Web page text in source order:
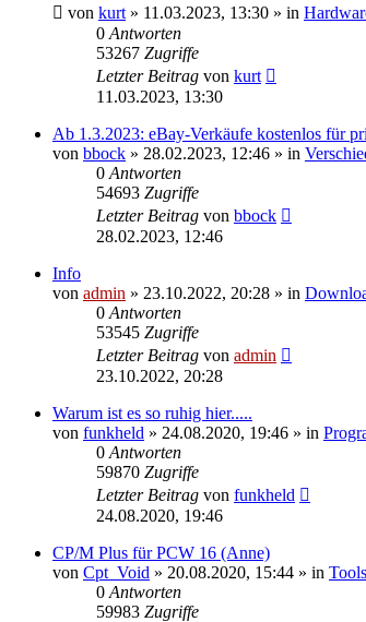
von kurt » 11.03.2023, 13:30 » in
0 Antworten
53267 Zugriffe
Letzter Beitrag von kurt
11.03.2023, 13:30
Ab 1.3.2023: eBay-Verkäufe kostenlos für
von bbock » 28.02.2023, 12:46 » in
0 Antworten
54693 Zugriffe
Letzter Beitrag von bbock
28.02.2023, 12:46
Info
von admin » 23.10.2022, 20:28 » in
0 Antworten
53545 Zugriffe
Letzter Beitrag von admin
23.10.2022, 20:28
Warum ist es so ruhig hier.....
von funkheld » 24.08.2020, 19:46 » in
0 Antworten
59870 Zugriffe
Letzter Beitrag von funkheld
24.08.2020, 19:46
CP/M Plus für PCW 16 (Anne)
von Cpt_Void » 20.08.2020, 15:44 » in Tools
0 Antworten
59983 Zugriffe